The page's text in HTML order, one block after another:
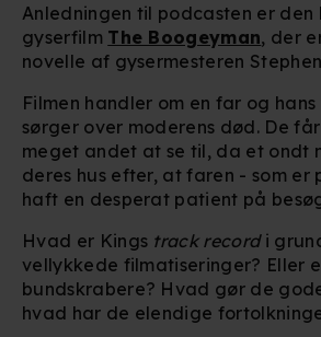
Anledningen til podcasten er
gyserfilm The Boogeyman, der
novelle af gysermesteren
Filmen handler om en far og
sørger over moderens død. De
meget andet at se til, da et ondt
deres hus efter, at faren - som er
haft en desperat patient på
Hvad er Kings track recordi
vellykkede filmatiseringer? Eller
bundskrabere? Hvad gør de
hvad har de elendige